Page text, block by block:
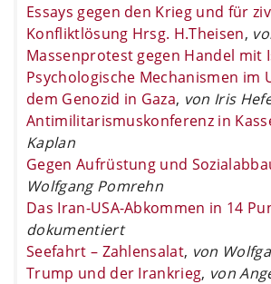
Essays gegen den Krieg und für
Konfliktlösung Hrsg. H.Theisen,
Massenprotest gegen Handel mit
Psychologische Mechanismen im
dem Genozid in Gaza, von Iris
Antimilitarismuskonferenz in
Kaplan
Gegen Aufrüstung und
Wolfgang Pomrehn
Das Iran-USA-Abkommen in 14
dokumentiert
Seefahrt – Zahlensalat, von
Trump und der Irankrieg, von